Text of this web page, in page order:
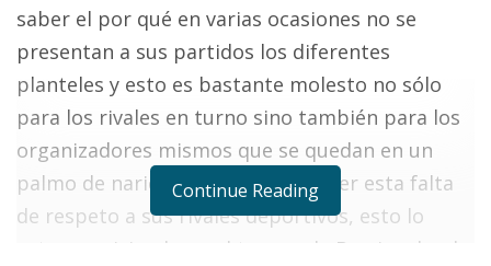
saber el por qué en varias ocasiones no se
presentan a sus partidos los diferentes
planteles y esto es bastante molesto no sólo
para los rivales en turno sino también para los
organizadores mismos que se quedan en un
palmo de narices, sin saber resolver esta falta
de respeto a sus rivales deportivos, esto lo
estamos viviendo en el torneo de Barrios donde
Continue Reading